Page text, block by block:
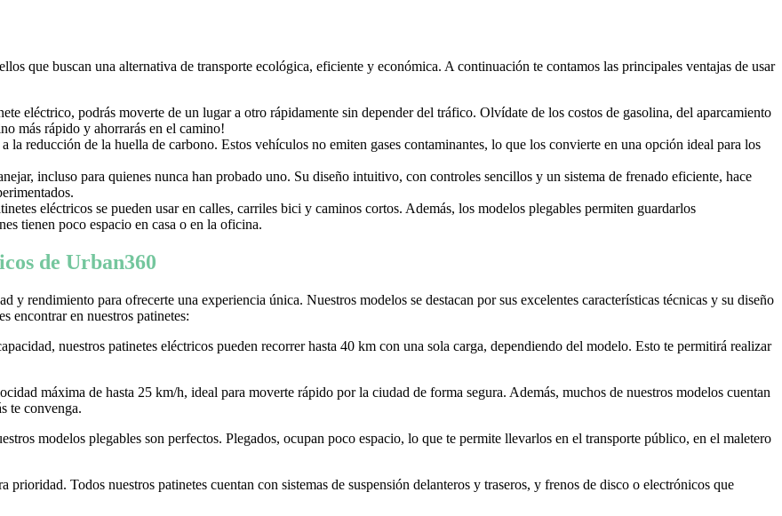
que buscan una alternativa de transporte ecológica, eficiente y económica. A continuación te contamos las principales ventajas de usar
eléctrico, podrás moverte de un lugar a otro rápidamente sin depender del tráfico. Olvídate de los costos de gasolina, del aparcamiento
más rápido y ahorrarás en el camino!
reducción de la huella de carbono. Estos vehículos no emiten gases contaminantes, lo que los convierte en una opción ideal para los
incluso para quienes nunca han probado uno. Su diseño intuitivo, con controles sencillos y un sistema de frenado eficiente, hace
eléctricos se pueden usar en calles, carriles bici y caminos cortos. Además, los modelos plegables permiten guardarlos
tienen poco espacio en casa o en la oficina.
de Urban360
y rendimiento para ofrecerte una experiencia única. Nuestros modelos se destacan por sus excelentes características técnicas y su diseño
encontrar en nuestros patinetes:
nuestros patinetes eléctricos pueden recorrer hasta 40 km con una sola carga, dependiendo del modelo. Esto te permitirá realizar
máxima de hasta 25 km/h, ideal para moverte rápido por la ciudad de forma segura. Además, muchos de nuestros modelos cuentan
te convenga.
modelos plegables son perfectos. Plegados, ocupan poco espacio, lo que te permite llevarlos en el transporte público, en el maletero
prioridad. Todos nuestros patinetes cuentan con sistemas de suspensión delanteros y traseros, y frenos de disco o electrónicos que